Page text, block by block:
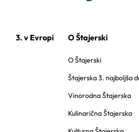
3. v Evropi O Štajerski
O Štajerski
Štajerska 3. najboljša
Vinorodna Štajerska
Kulinarična Štajerska